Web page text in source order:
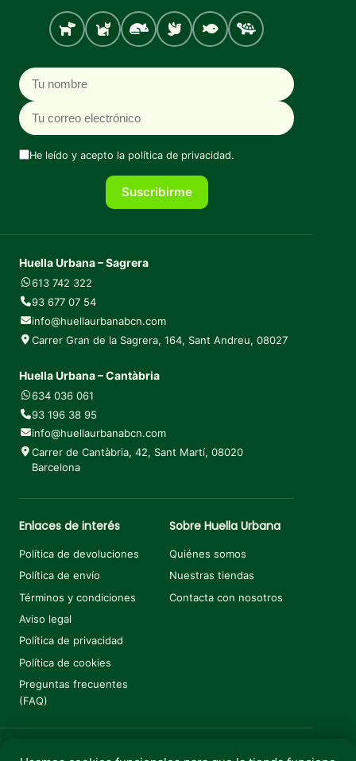
Perro Gato Roedores
Aves PecesTortugas
Nombre
Correo electrónico
He leído y acepto la política de privacidad.
Suscribirme
Huella Urbana – Sagrera
613 742 322
93 677 07 54
info@huellaurbanabcn.com
Carrer Gran de la Sagrera, 164, Sant Andreu, 08027
Huella Urbana – Cantàbria
634 036 061
93 196 38 95
info@huellaurbanabcn.com
Carrer de Cantàbria, 42, Sant Martí, 08020
Barcelona
Enlaces de interés
Política de devoluciones
Política de envío
Términos y condiciones
Aviso legal
Política de privacidad
Política de cookies
Preguntas frecuentes
(FAQ)
Sobre Huella Urbana
Quiénes somos
Nuestras tiendas
Contacta con nosotros